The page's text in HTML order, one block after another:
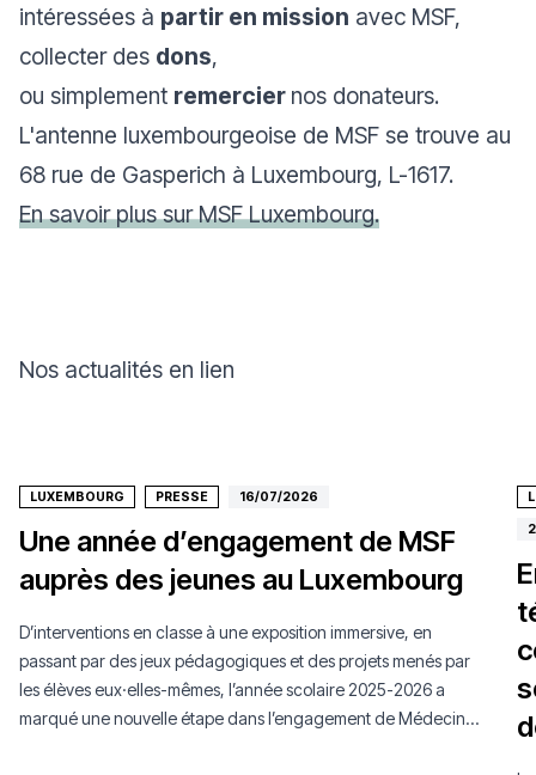
intéressées à partir en mission avec MSF,
collecter des dons,
ou simplement remercier nos donateurs.
L'antenne luxembourgeoise de MSF se trouve au
68 rue de Gasperich à Luxembourg, L-1617.
En savoir plus sur MSF Luxembourg.
Nos actualités en lien
LUXEMBOURG PRESSE 16/07/2026
Une année d’engagement de MSF
auprès des jeunes au Luxembourg
D’interventions en classe à une exposition immersive, en
passant par des jeux pédagogiques et des projets menés par
les élèves eux·elles-mêmes, l’année scolaire 2025-2026 a
marqué une nouvelle étape dans l’engagement de Médecins